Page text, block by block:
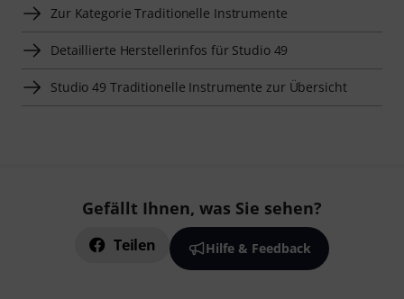
Zur Kategorie Traditionelle Instrumente
Detaillierte Herstellerinfos für Studio 49
Studio 49 Traditionelle Instrumente zur Übersicht
Gefällt Ihnen, was Sie sehen?
Teilen Hilfe & Feedback